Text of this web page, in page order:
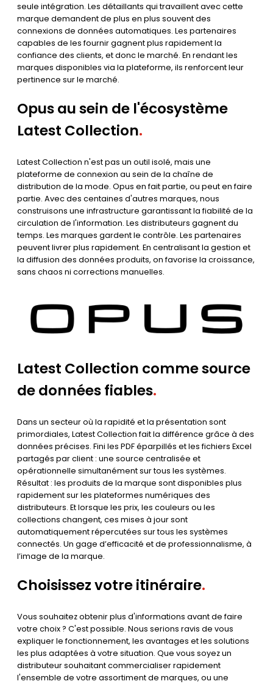
seule intégration. Les détaillants qui travaillent avec cette
marque demandent de plus en plus souvent des
connexions de données automatiques. Les partenaires
capables de les fournir gagnent plus rapidement la
confiance des clients, et donc le marché. En rendant les
marques disponibles via la plateforme, ils renforcent leur
pertinence sur le marché.
Opus au sein de l'écosystème
Latest Collection.
Latest Collection n'est pas un outil isolé, mais une
plateforme de connexion au sein de la chaîne de
distribution de la mode. Opus en fait partie, ou peut en faire
partie. Avec des centaines d'autres marques, nous
construisons une infrastructure garantissant la fiabilité de la
circulation de l'information. Les distributeurs gagnent du
temps. Les marques gardent le contrôle. Les partenaires
peuvent livrer plus rapidement. En centralisant la gestion et
la diffusion des données produits, on favorise la croissance,
sans chaos ni corrections manuelles.
Latest Collection comme source
de données fiables.
Dans un secteur où la rapidité et la présentation sont
primordiales, Latest Collection fait la différence grâce à des
données précises. Fini les PDF éparpillés et les fichiers Excel
partagés par client : une source centralisée et
opérationnelle simultanément sur tous les systèmes.
Résultat : les produits de la marque sont disponibles plus
rapidement sur les plateformes numériques des
distributeurs. Et lorsque les prix, les couleurs ou les
collections changent, ces mises à jour sont
automatiquement répercutées sur tous les systèmes
connectés. Un gage d’efficacité et de professionnalisme, à
l’image de la marque.
Choisissez votre itinéraire.
Vous souhaitez obtenir plus d'informations avant de faire
votre choix ? C'est possible. Nous serions ravis de vous
expliquer le fonctionnement, les avantages et les solutions
les plus adaptées à votre situation. Que vous soyez un
distributeur souhaitant commercialiser rapidement
l'ensemble de votre assortiment de marques, ou une